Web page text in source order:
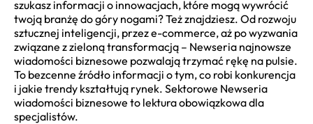
szukasz informacji o innowacjach, które mogą wywrócić
twoją branżę do góry nogami? Też znajdziesz. Od rozwoju
sztucznej inteligencji, przez e-commerce, aż po wyzwania
związane z zieloną transformacją – Newseria najnowsze
wiadomości biznesowe pozwalają trzymać rękę na pulsie.
To bezcenne źródło informacji o tym, co robi konkurencja
i jakie trendy kształtują rynek. Sektorowe Newseria
wiadomości biznesowe to lektura obowiązkowa dla
specjalistów.